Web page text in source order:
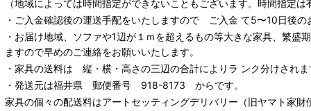
（地域によっては時間指定ができないこともございます。時間指定
・ご入金確認後の運送手配をいたしますので ご入金 て5〜10日後の
・お届け地域、ソファや1辺が１ｍを超えるもの等大きな家具、繁
ますので早めのご連絡をお願いいたします。
・家具の送料は 縦・横・高さの三辺の合計によりラ ンク分けされま
・発送元は福井県 郵便番号 918-8173 からです。
家具の個々の配送料はアートセッティングデリバリー （旧ヤマト家財